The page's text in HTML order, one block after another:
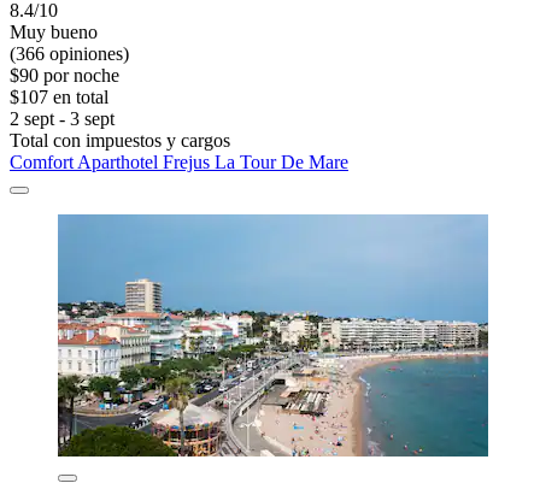
8.4/10
Muy bueno
(366 opiniones)
$90 por noche
$107 en total
2 sept - 3 sept
Total con impuestos y cargos
Comfort Aparthotel Frejus La Tour De Mare